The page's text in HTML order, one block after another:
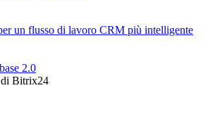
un flusso di lavoro CRM più intelligente
2.0
Bitrix24